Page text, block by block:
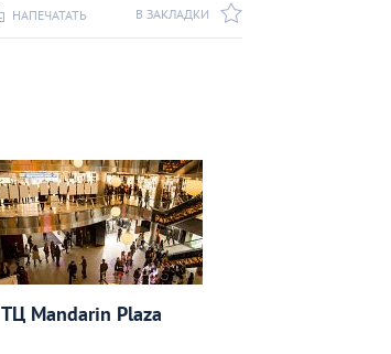
В ЗАКЛАДКИ
НАПЕЧАТАТЬ
ТЦ Mandarin Plaza